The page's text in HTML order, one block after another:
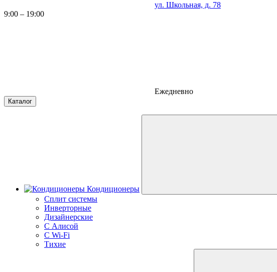
ул. Школьная, д. 78
9:00 – 19:00
Ежедневно
Каталог
Кондиционеры
Сплит системы
Инверторные
Дизайнерские
С Алисой
C Wi-Fi
Тихие